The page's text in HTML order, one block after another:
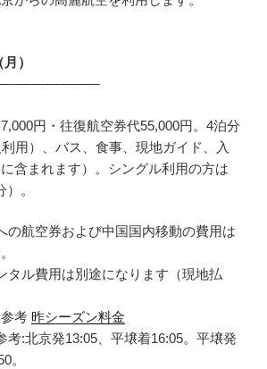
）
7,000円・往復航空券代55,000円。4泊分
用）、バス、食事、現地ガイド、入
含まれます）。シングル利用の方は
。
の航空券および中国国内移動の費用は
タル費用は別途になります（現地払
考 昨シーズン料金
考:北京発13:05、平壌着16:05。平壌発
。